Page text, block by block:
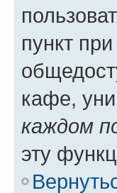
пункт
кафе,
каждом
эту